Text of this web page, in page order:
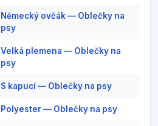
Německý ovčák — Oblečky na
psy
Velká plemena — Oblečky na
psy
S kapucí — Oblečky na psy
Polyester — Oblečky na psy